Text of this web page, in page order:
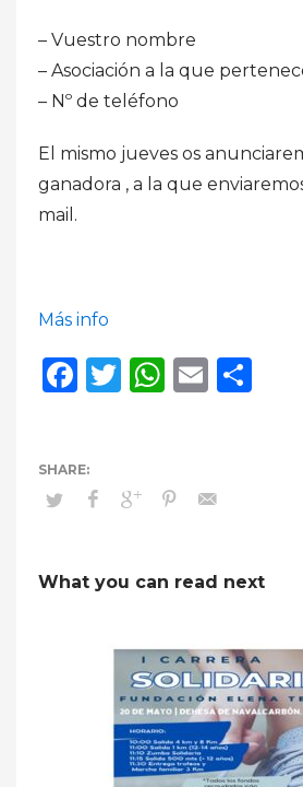
– Vuestro nombre
– Asociación a la que
– Nº de teléfono
El mismo jueves os
ganadora , a la que
mail.
Más info
Facebook
TwitterEmail
What you can read next